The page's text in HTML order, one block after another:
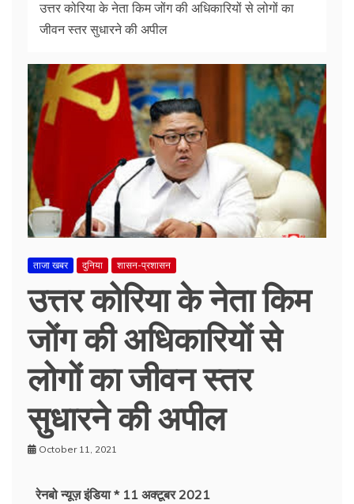
उत्तर कोरिया के नेता किम जोंग की अधिकारियों से लोगों का
जीवन स्तर सुधारने की अपील
ताजा खबर दुनिया शासन-प्रशासन
उत्तर कोरिया के नेता किम
जोंग की अधिकारियों से
लोगों का जीवन स्तर
सुधारने की अपील
October 11, 2021
रेनबो न्यूज़ इंडिया * 11 अक्टूबर 2021